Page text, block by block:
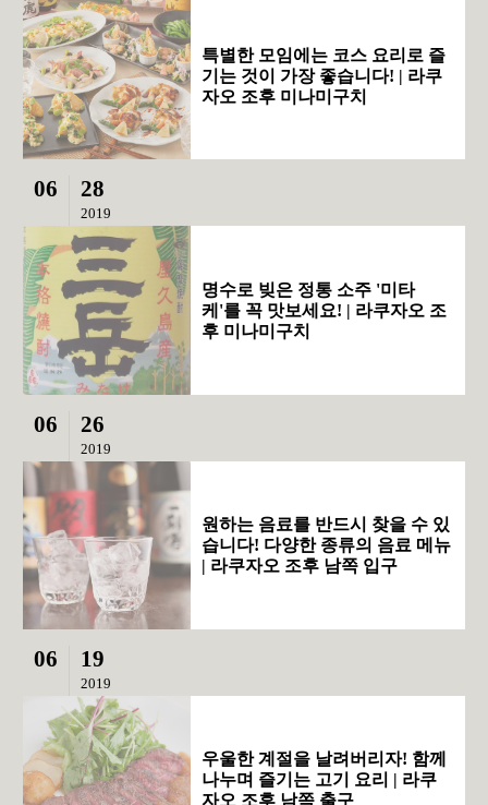
특별한 모임에는 코스 요리로 즐
기는 것이 가장 좋습니다! | 라쿠
자오 조후 미나미구치
06 28
2019
명수로 빚은 정통 소주 '미타
케'를 꼭 맛보세요! | 라쿠자오 조
후 미나미구치
06 26
2019
원하는 음료를 반드시 찾을 수 있
습니다! 다양한 종류의 음료 메뉴
| 라쿠자오 조후 남쪽 입구
06 19
2019
우울한 계절을 날려버리자! 함께
나누며 즐기는 고기 요리 | 라쿠
자오 조후 남쪽 출구